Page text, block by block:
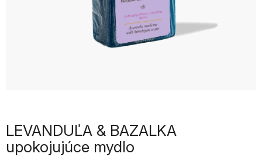
LEVANDUĽA & BAZALKA
upokojujúce mydlo